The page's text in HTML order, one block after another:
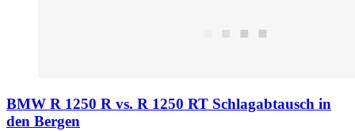
BMW R 1250 R vs. R 1250 RT Schlagabtausch in
den Bergen